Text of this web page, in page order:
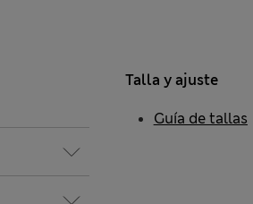
Talla y ajuste
Guía de tallas